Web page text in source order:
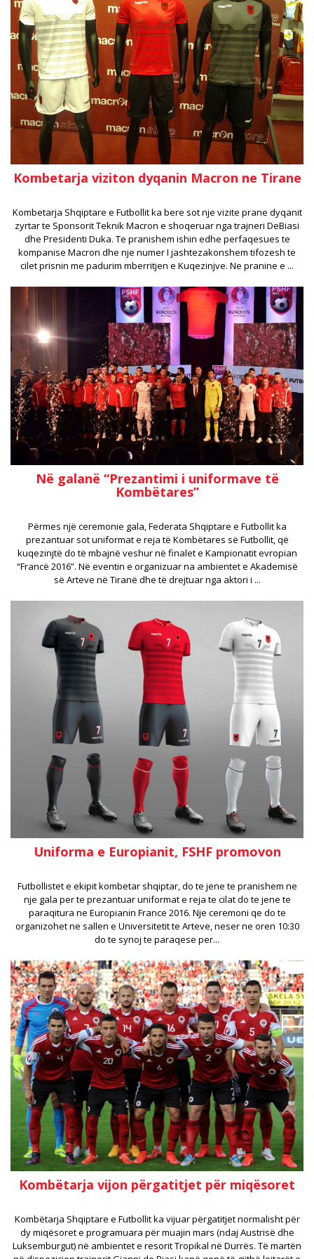
Kombetarja viziton dyqanin Macron ne Tirane
Kombetarja Shqiptare e Futbollit ka bere sot nje vizite prane dyqanit
zyrtar te Sponsorit Teknik Macron e shoqeruar nga trajneri DeBiasi
dhe Presidenti Duka. Te pranishem ishin edhe perfaqesues te
kompanise Macron dhe nje numer I jashtezakonshem tifozesh te
cilet prisnin me padurim mberritjen e Kuqezinjve. Ne pranine e ...
Në galanë “Prezantimi i uniformave të
Kombëtares”
Përmes një ceremonie gala, Federata Shqiptare e Futbollit ka
prezantuar sot uniformat e reja të Kombëtares së Futbollit, që
kuqezinjtë do të mbajnë veshur në finalet e Kampionatit evropian
“Francë 2016”. Në eventin e organizuar na ambientet e Akademisë
së Arteve në Tiranë dhe të drejtuar nga aktori i ...
Uniforma e Europianit, FSHF promovon
Futbollistet e ekipit kombetar shqiptar, do te jene te pranishem ne
nje gala per te prezantuar uniformat e reja te cilat do te jene te
paraqitura ne Europianin France 2016. Nje ceremoni qe do te
organizohet ne sallen e Universitetit te Arteve, neser ne oren 10:30
do te synoj te paraqese per...
Kombëtarja vijon përgatitjet për miqësoret
Kombëtarja Shqiptare e Futbollit ka vijuar përgatitjet normalisht për
dy miqësoret e programuara për muajin mars (ndaj Austrisë dhe
Luksemburgut) në ambientet e resorit Tropikal në Durrës. Të martën